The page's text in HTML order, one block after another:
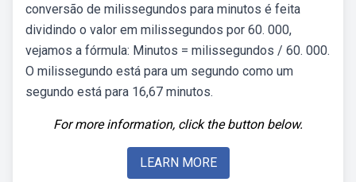
conversão de milissegundos para minutos é feita
dividindo o valor em milissegundos por 60. 000,
vejamos a fórmula: Minutos = milissegundos / 60. 000.
O milissegundo está para um segundo como um
segundo está para 16,67 minutos.
For more information, click the button below.
LEARN MORE